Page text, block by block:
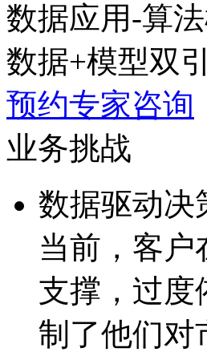
数据应用-算
数据+模型双
预约专家咨询
业务挑战
数据驱动决
当前，客
支撑，过
制了他们对